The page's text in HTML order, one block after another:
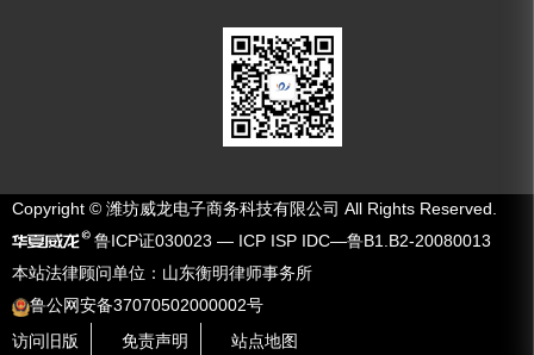
Copyright © 潍坊威龙电子商务科技有限公司 All Rights Reserved.
鲁ICP证030023 — ICP ISP IDC—鲁B1.B2-20080013
本站法律顾问单位：山东衡明律师事务所
鲁公网安备37070502000002号
访问旧版
免责声明 站点地图